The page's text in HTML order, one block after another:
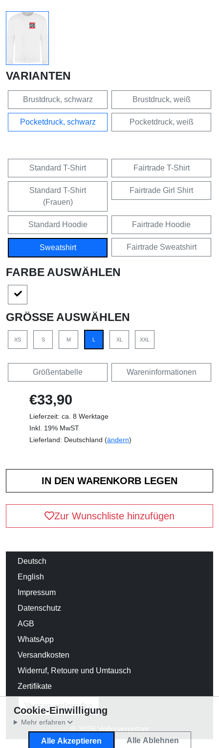
VARIANTEN
Brustdruck, schwarz Brustdruck, weiß
Pocketdruck, schwarz Pocketdruck, weiß
Standard T-Shirt Fairtrade T-Shirt
Standard T-Shirt
(Frauen)
Fairtrade Girl Shirt
Standard Hoodie Fairtrade Hoodie
Sweatshirt Fairtrade Sweatshirt
FARBE AUSWÄHLEN
GRÖSSE AUSWÄHLEN
XS S M XL XXL
Größentabelle Wareninformationen
€33,90
Lieferzeit: ca. 8 Werktage
Inkl. 19% MwST
Lieferland: Deutschland (ändern)
Zur Wunschliste hinzufügen
Deutsch
English
Impressum
Datenschutz
AGB
WhatsApp
Versandkosten
Widerruf, Retoure und Umtausch
Zertifikate
Vertrag widerrufen
© 2026 Volksverpetzer
Cookie-Einwilligung
Mehr erfahren
Alle Akzeptieren Alle Ablehnen